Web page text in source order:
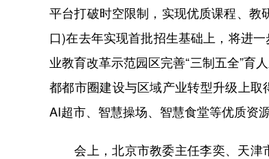
平台打破时空限制，实现优质课程、
口)在去年实现首批招生基础上，将进
业教育改革示范园区完善“三制五全”育
都都市圈建设与区域产业转型升级上
AI超市、智慧操场、智慧食堂等优质资
会上，北京市教委主任李奕、天津